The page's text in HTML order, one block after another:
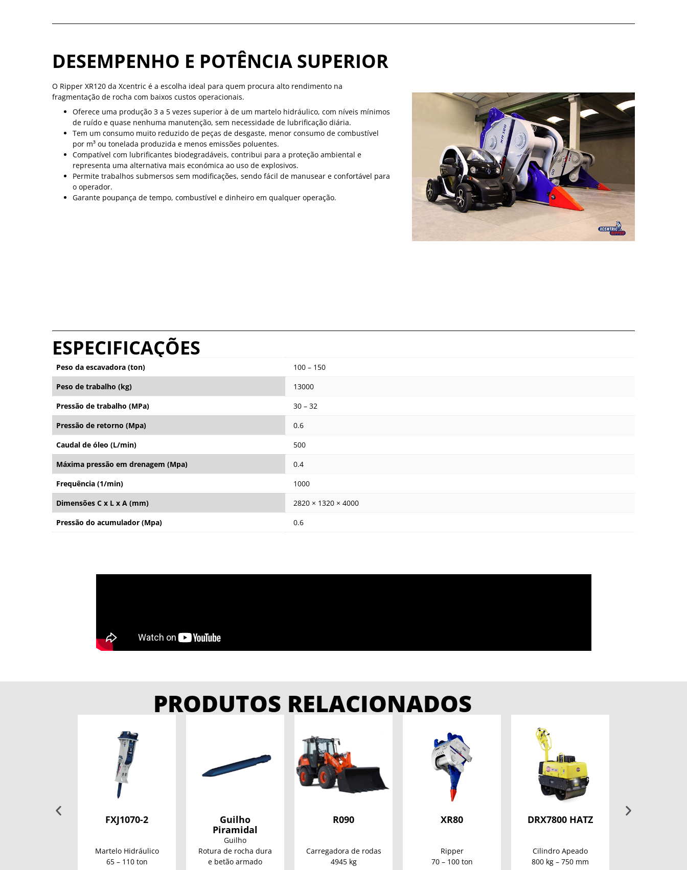
DESEMPENHO E POTÊNCIA SUPERIOR
O Ripper XR120 da Xcentric é a escolha ideal para quem procura alto rendimento na
fragmentação de rocha com baixos custos operacionais.
Oferece uma produção 3 a 5 vezes superior à de um martelo hidráulico, com níveis mínimos
de ruído e quase nenhuma manutenção, sem necessidade de lubrificação diária.
Tem um consumo muito reduzido de peças de desgaste, menor consumo de combustível
por m³ ou tonelada produzida e menos emissões poluentes.
Compatível com lubrificantes biodegradáveis, contribui para a proteção ambiental e
representa uma alternativa mais económica ao uso de explosivos.
Permite trabalhos submersos sem modificações, sendo fácil de manusear e confortável para
o operador.
Garante poupança de tempo, combustível e dinheiro em qualquer operação.
ESPECIFICAÇÕES
Peso da escavadora (ton)
100 – 150
Peso de trabalho (kg)
13000
Pressão de trabalho (MPa)
30 – 32
Pressão de retorno (Mpa)
0.6
Caudal de óleo (L/min)
500
Máxima pressão em drenagem (Mpa)
0.4
Frequência (1/min)
1000
Dimensões C x L x A (mm)
2820 × 1320 × 4000
Pressão do acumulador (Mpa)
0.6
PRODUTOS RELACIONADOS
FXJ1070-2
Martelo Hidráulico
65 – 110 ton
Guilho
Piramidal
Guilho
Rotura de rocha dura
e betão armado
R090
Carregadora de rodas
4945 kg
XR80
Ripper
70 – 100 ton
DRX7800 HATZ
Cilindro Apeado
800 kg – 750 mm